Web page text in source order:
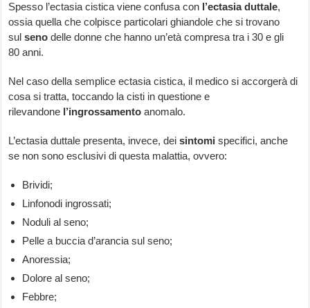
Spesso l’ectasia cistica viene confusa con l’ectasia duttale,
ossia quella che colpisce particolari ghiandole che si trovano
sulseno delle donne che hanno un’età compresa tra i 30 e gli
80 anni.
Nel caso della semplice ectasia cistica, il medico si accorgerà di
cosa si tratta, toccando la cisti in questione e
rilevandone l’ingrossamento anomalo.
L’ectasia duttale presenta, invece, deisintomi specifici, anche
se non sono esclusivi di questa malattia, ovvero:
Brividi;
Linfonodi ingrossati;
Noduli al seno;
Pelle a buccia d’arancia sul seno;
Anoressia;
Dolore al seno;
Febbre;